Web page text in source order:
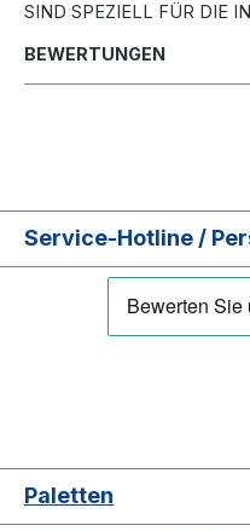
IND SPEZIELL FÜR DIE
BEWERTUNGEN
Service-Hotline /
Paletten